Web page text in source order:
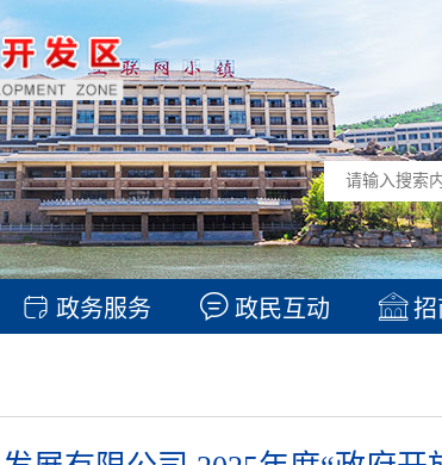
政务服务 政民互动 招